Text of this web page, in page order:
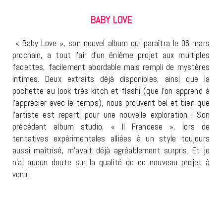
BABY LOVE
« Baby Love », son nouvel album qui paraîtra le 06 mars
prochain, a tout l’air d’un énième projet aux multiples
facettes, facilement abordable mais rempli de mystères
intimes. Deux extraits déjà disponibles, ainsi que la
pochette au look très kitch et flashi (que l’on apprend à
l’apprécier avec le temps), nous prouvent bel et bien que
l’artiste est reparti pour une nouvelle exploration ! Son
précédent album studio, « Il Francese », lors de
tentatives expérimentales alliées à un style toujours
aussi maîtrisé, m’avait déjà agréablement surpris. Et je
n’ai aucun doute sur la qualité de ce nouveau projet à
venir.